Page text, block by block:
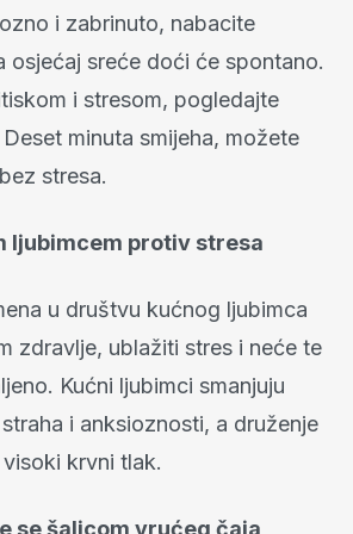
i zabrinuto, nabacite
osjećaj sreće doći će spontano.
i stresom, pogledajte
minuta smijeha, možete
stresa.
ljubimcem protiv stresa
u društvu kućnog ljubimca
zdravlje, ublažiti stres i neće te
Kućni ljubimci smanjuju
i anksioznosti, a druženje
krvni tlak.